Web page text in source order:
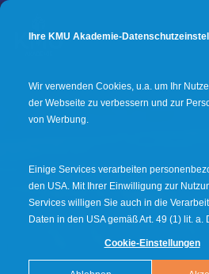
Ihre KMU Akademie-
Wir verwenden Cookies, u.a. um Ihr
der Webseite zu verbessern und zur
von Werbung.
Einige Services verarbeiten
den USA. Mit Ihrer Einwilligung zur
Services willigen Sie auch in die
Daten in den USA gemäß Art. 49 (1) lit. a.
Cookie-Einstellungen